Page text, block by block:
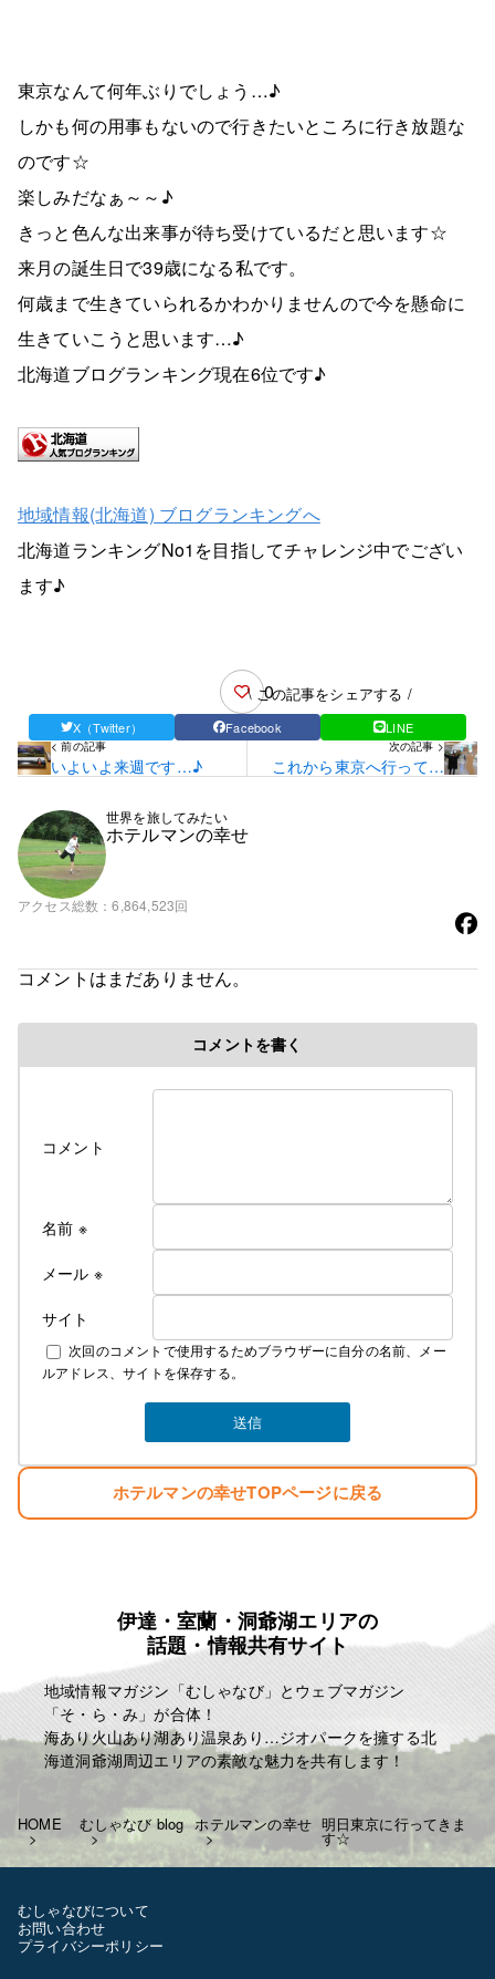
東京なんて何年ぶりでしょう…♪
しかも何の用事もないので行きたいところに行き放題な
のです☆
楽しみだなぁ～～♪
きっと色んな出来事が待ち受けているだと思います☆
来月の誕生日で39歳になる私です。
何歳まで生きていられるかわかりませんので今を懸命に
生きていこうと思います…♪
北海道ブログランキング現在6位です♪
地域情報(北海道) ブログランキングへ
北海道ランキングNo1を目指してチャレンジ中でござい
ます♪
0
\ この記事をシェアする /
X（Twitter） Facebook LINE
< 前の記事
いよいよ来週です…♪
次の記事 >
これから東京へ行ってき
世界を旅してみたい
ホテルマンの幸せ
アクセス総数 6,864,523回
コメントはまだありません。
コメントを書く
コメント
名前 ※
メール ※
サイト
次回のコメントで使用するためブラウザーに自分の名前、メー
ルアドレス、サイトを保存する。
ホテルマンの幸せTOPページに戻る
伊達・室蘭・洞爺湖エリアの
話題・情報共有サイト
地域情報マガジン「むしゃなび」とウェブマガジン
「そ・ら・み」が合体！
海あり火山あり湖あり温泉あり…ジオパークを擁する北
海道洞爺湖周辺エリアの素敵な魅力を共有します！
HOME むしゃなび blog ホテルマンの幸せ 明日東京に行ってきま
す☆
むしゃなびについて
お問い合わせ
プライバシーポリシー